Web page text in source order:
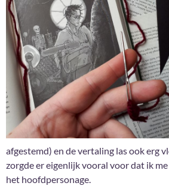
afgestemd) en de vertaling las ook erg
zorgde er eigenlijk vooral voor dat ik
het hoofdpersonage.